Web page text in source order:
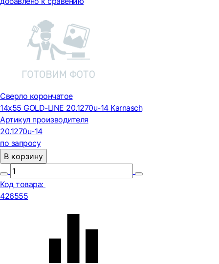
Сверло корончатое
14х55 GOLD-LINE 20.1270u-14 Karnasch
Артикул производителя
20.1270u-14
по запросу
В корзину
Код товара:
426555